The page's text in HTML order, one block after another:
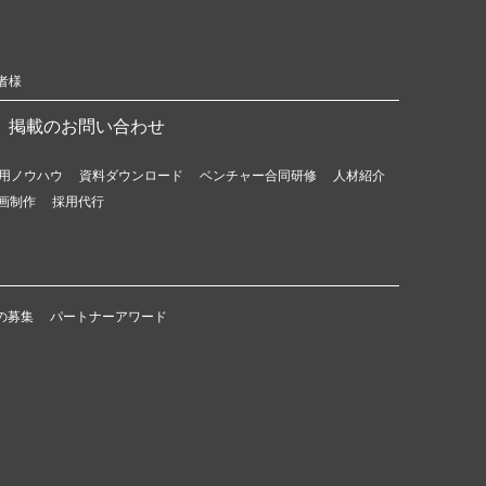
様
掲載のお問い合わせ
ノウハウ 資料ダウンロード ベンチャー合同研修
人材紹介
制作
採用代行
募集 パートナーアワード